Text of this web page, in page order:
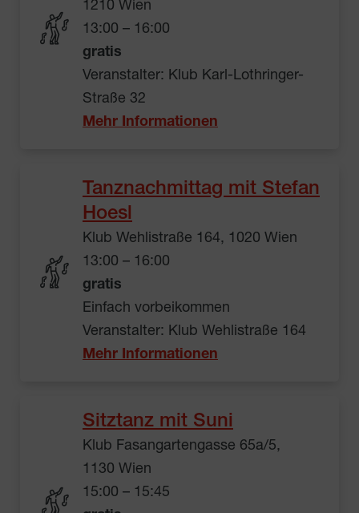
1210 Wien
13:00 – 16:00
gratis
Veranstalter: Klub Karl-Lothringer-
Straße 32
Mehr Informationen
Tanznachmittag mit Stefan
Hoesl
Klub Wehlistraße 164, 1020 Wien
13:00 – 16:00
gratis
Einfach vorbeikommen
Veranstalter: Klub Wehlistraße 164
Mehr Informationen
Sitztanz mit Suni
Klub Fasangartengasse 65a/5,
1130 Wien
15:00 – 15:45